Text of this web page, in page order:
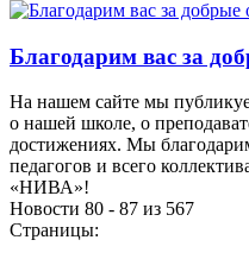
Благодарим вас за
На нашем сайте мы
о нашей школе, о
достижениях. Мы
педагогов и всего
«НИВА»!
Новости 80 - 87 из 567
Страницы: